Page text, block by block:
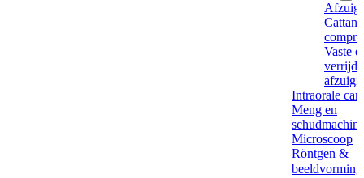
Cattani
Vaste
Intraorale
Meng en
Microscoop
Röntgen &
beeldvorming